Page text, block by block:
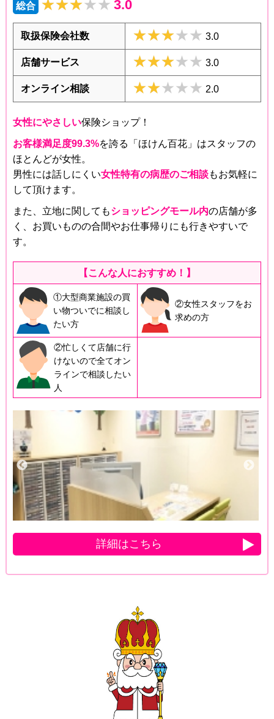
総合 ★★★★★
★★★★★ 3.0
取扱保険会社数 ★★★★★
★★★★★ 3.0
店舗サービス ★★★★★
★★★★★ 3.0
オンライン相談 ★★★★★
★★★★★ 2.0
女性にやさしい保険ショップ！
お客様満足度99.3%を誇る「ほけん百花」はスタッフの
ほとんどが女性。
男性には話しにくい女性特有の病歴のご相談もお気軽に
して頂けます。
また、立地に関してもショッピングモール内の店舗が多
く、お買いものの合間やお仕事帰りにも行きやすいで
す。
【こんな人におすすめ！】
①大型商業施設の買
い物ついでに相談し
たい方
②女性スタッフをお
求めの方
②忙しくて店舗に行
けないので全てオン
ラインで相談したい
人
詳細はこちら